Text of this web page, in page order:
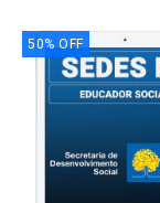
50% OFF